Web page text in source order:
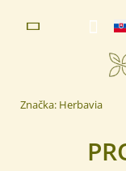
Značka: Herbavia